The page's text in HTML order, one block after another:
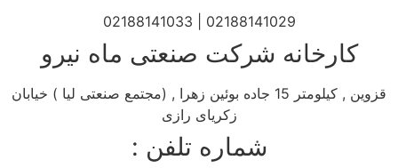
02188141029 | 02188141033
کارخانه شرکت صنعتی ماه نیرو
قزوین , کیلومتر 15 جاده بوئین زهرا , (مجتمع صنعتی لیا ) خیابان
زکریای رازی
شماره تلفن :